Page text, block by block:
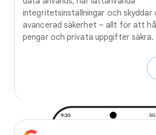
integritetsinställningar och skyddar
avancerad säkerhet – allt för att
pengar och privata uppgifter säkra.